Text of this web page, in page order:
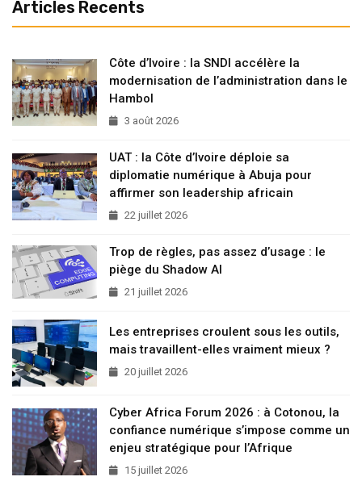
Articles Recents
Côte d’Ivoire : la SNDI accélère la
modernisation de l’administration dans le
Hambol
3 août 2026
UAT : la Côte d’Ivoire déploie sa
diplomatie numérique à Abuja pour
affirmer son leadership africain
22 juillet 2026
Trop de règles, pas assez d’usage : le
piège du Shadow AI
21 juillet 2026
Les entreprises croulent sous les outils,
mais travaillent-elles vraiment mieux ?
20 juillet 2026
Cyber Africa Forum 2026 : à Cotonou, la
confiance numérique s’impose comme un
enjeu stratégique pour l’Afrique
15 juillet 2026